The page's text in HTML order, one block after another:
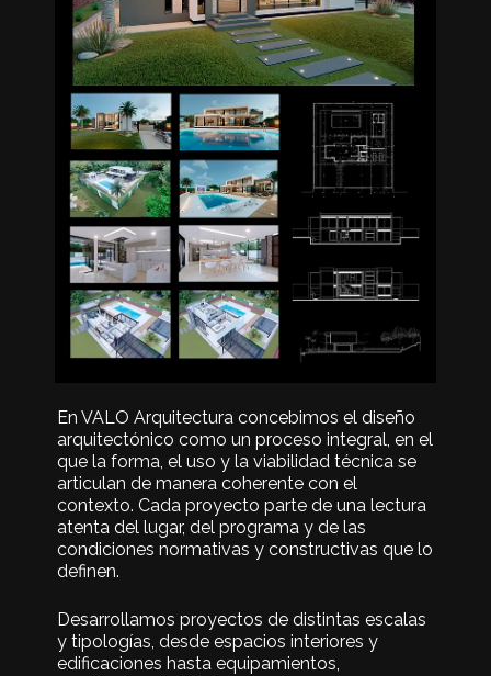
En VALO Arquitectura concebimos el diseño
arquitectónico como un proceso integral, en el
que la forma, el uso y la viabilidad técnica se
articulan de manera coherente con el
contexto. Cada proyecto parte de una lectura
atenta del lugar, del programa y de las
condiciones normativas y constructivas que lo
definen.
Desarrollamos proyectos de distintas escalas
y tipologías, desde espacios interiores y
edificaciones hasta equipamientos,